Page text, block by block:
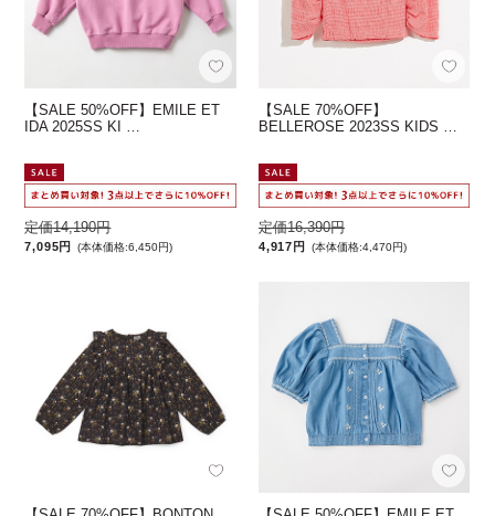
【SALE 50%OFF】EMILE ET
IDA 2025SS KI …
定価14,190円
7,095円 (本体価格:6,450円)
【SALE 70%OFF】
BELLEROSE 2023SS KIDS …
定価16,390円
4,917円 (本体価格:4,470円)